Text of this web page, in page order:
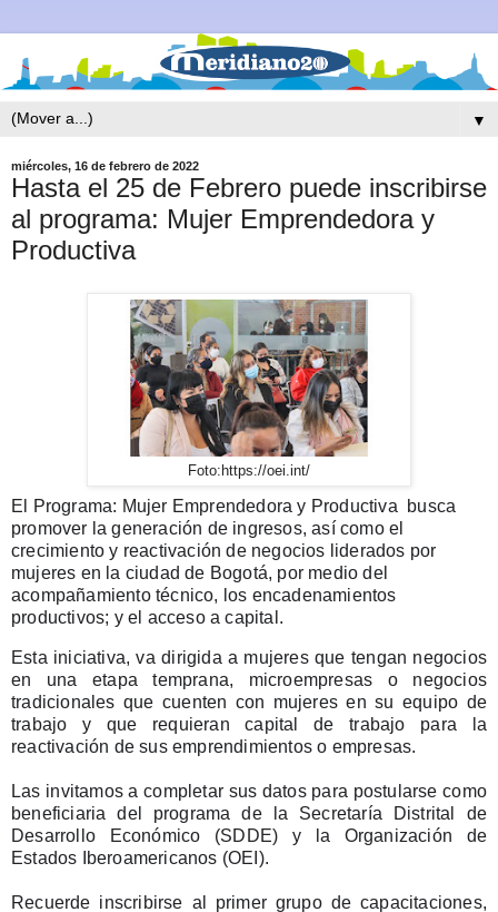
▼
miércoles, 16 de febrero de 2022
Hasta el 25 de Febrero puede inscribirse
al programa: Mujer Emprendedora y
Productiva
Foto:https://oei.int/
El Programa: Mujer Emprendedora y Productiva  busca
promover la generación de ingresos, así como el
crecimiento y reactivación de negocios liderados por
mujeres en la ciudad de Bogotá, por medio del
acompañamiento técnico, los encadenamientos
productivos; y el acceso a capital.
Esta iniciativa, va dirigida a mujeres que tengan negocios
en una etapa temprana, microempresas o negocios
tradicionales que cuenten con mujeres en su equipo de
trabajo y que requieran capital de trabajo para la
reactivación de sus emprendimientos o empresas.
Las invitamos a completar sus datos para postularse como
beneficiaria del programa de la Secretaría Distrital de
Desarrollo Económico (SDDE) y la Organización de
Estados Iberoamericanos (OEI).
Recuerde inscribirse al primer grupo de capacitaciones,